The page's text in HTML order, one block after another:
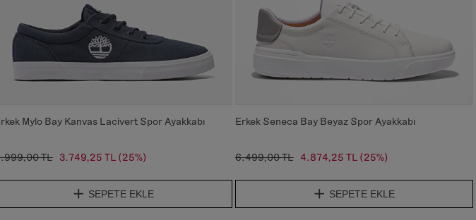
Mylo Bay Kanvas Lacivert Spor Ayakkabı
TL 3.749,25 TL (25%)
SEPETE EKLE
Erkek Seneca Bay Beyaz Spor Ayakkabı
6.499,00 TL 4.874,25 TL (25%)
SEPETE EKLE